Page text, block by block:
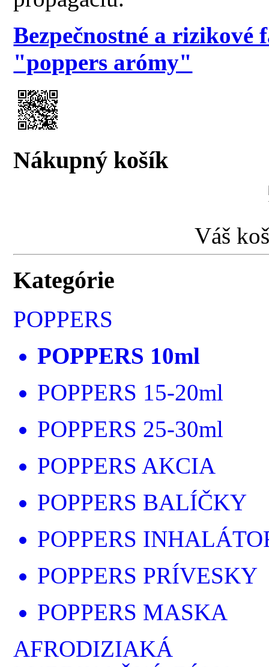
Bezpečnostné a
"poppers arómy"
Nákupný košík
Váš
Kategórie
POPPERS
POPPERS 10ml
POPPERS 15-20ml
POPPERS 25-30ml
POPPERS AKCIA
POPPERS BALÍČKY
POPPERS
POPPERS PRÍVESKY
POPPERS MASKA
AFRODIZIAKÁ